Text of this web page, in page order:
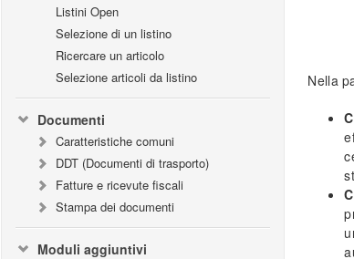
Listini Open
Selezione di un listino
Ricercare un articolo
Selezione articoli da listino
Documenti
Caratteristiche comuni
DDT (Documenti di trasporto)
Fatture e ricevute fiscali
Stampa dei documenti
Moduli aggiuntivi
Nella